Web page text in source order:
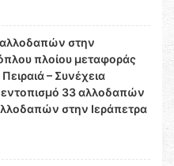
στην
πλοίου μεταφοράς
– Συνέχεια
33 αλλοδαπών
στην Ιεράπετρα